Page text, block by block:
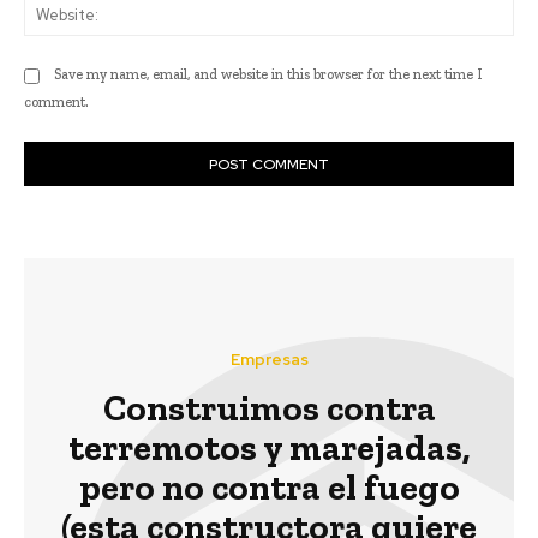
Save my name, email, and website in this browser for the next time I
comment.